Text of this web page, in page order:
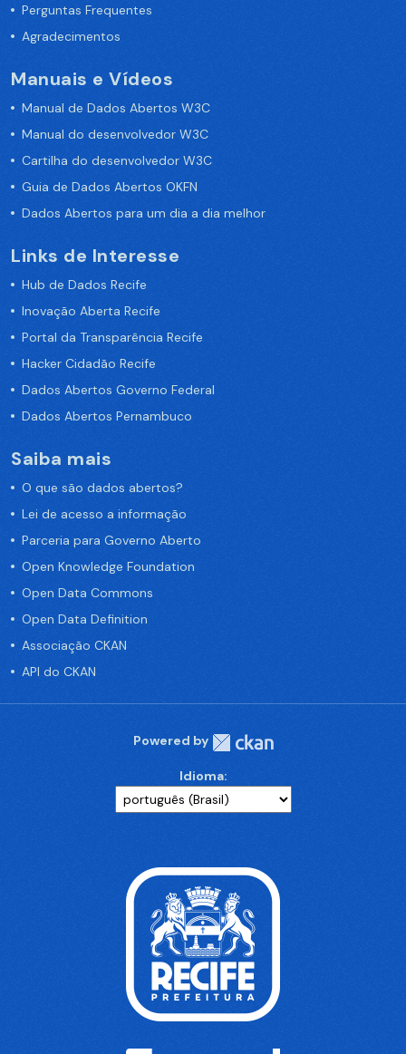
Perguntas Frequentes
Agradecimentos
Manuais e Vídeos
Manual de Dados Abertos W3C
Manual do desenvolvedor W3C
Cartilha do desenvolvedor W3C
Guia de Dados Abertos OKFN
Dados Abertos para um dia a dia melhor
Links de Interesse
Hub de Dados Recife
Inovação Aberta Recife
Portal da Transparência Recife
Hacker Cidadão Recife
Dados Abertos Governo Federal
Dados Abertos Pernambuco
Saiba mais
O que são dados abertos?
Lei de acesso a informação
Parceria para Governo Aberto
Open Knowledge Foundation
Open Data Commons
Open Data Definition
Associação CKAN
API do CKAN
Powered by
Idioma